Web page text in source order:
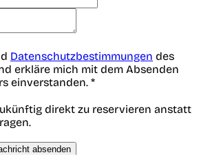
Datenschutzbestimmungen des
erkläre mich mit dem Absenden
einverstanden. *
direkt zu reservieren anstatt
absenden